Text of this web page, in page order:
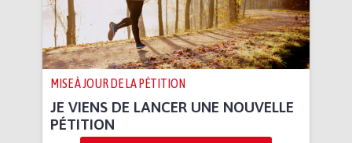
MISE À JOUR DE LA PÉTITION
JE VIENS DE LANCER UNE NOUVELLE
PÉTITION